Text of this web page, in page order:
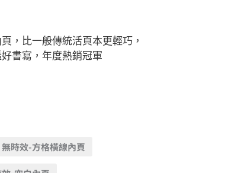
，比一般傳統活頁本更輕巧，
書寫，年度熱銷冠軍
無時效-方格橫線內頁